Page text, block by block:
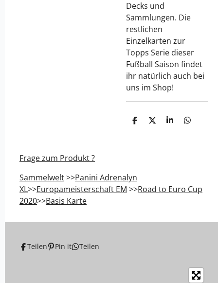
Decks und
Sammlungen. Die
restlichen
Einzelkarten zur
Topps Serie dieser
Fußball Saison findet
ihr natürlich auch bei
uns im Shop!
T
T
T
T
Frage zum Produkt ?
Sammelwelt>>Panini Adrenalyn
XL>>Europameisterschaft EM >>Road to Euro Cup
2020>>Basis Karte
Teilen Pin it Teilen